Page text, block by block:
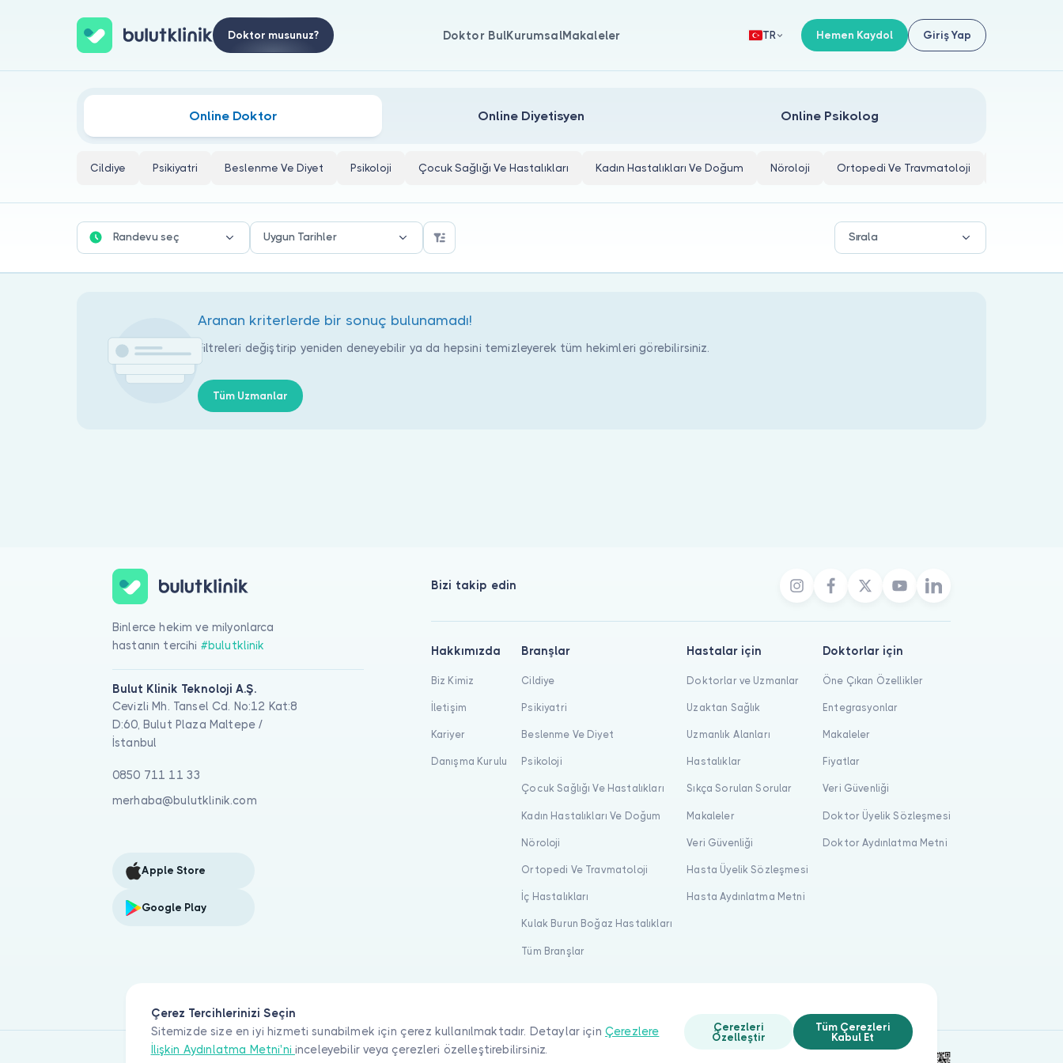
Doktor musunuz? Doktor BulKurumsalMakaleler TR Hemen Kaydol Giriş Yap
Amasya Ortopedi Ve Travmatoloji Doktorları
Online Doktor Online Diyetisyen Online Psikolog
Cildiye Psikiyatri Beslenme Ve Diyet Psikoloji Çocuk Sağlığı Ve Hastalıkları Kadın Hastalıkları Ve Doğum Nöroloji Ortopedi Ve Travmatoloji
Randevu seç Uygun Tarihler Sırala
Aranan kriterlerde bir sonuç bulunamadı!
Filtreleri değiştirip yeniden deneyebilir ya da hepsini temizleyerek tüm hekimleri görebilirsiniz.
Tüm Uzmanlar
Çerez Tercihlerinizi Seçin
Sitemizde size en iyi hizmeti sunabilmek için çerez kullanılmaktadır. Detaylar için Çerezlere
İlişkin Aydınlatma Metni'ni inceleyebilir veya çerezleri özelleştirebilirsiniz.
Çerezleri
Özelleştir
Tüm Çerezleri
Kabul Et
Binlerce hekim ve milyonlarca
hastanın tercihi #bulutklinik
Bulut Klinik Teknoloji A.Ş.
Cevizli Mh. Tansel Cd. No:12 Kat:8
D:60, Bulut Plaza Maltepe /
İstanbul
0850 711 11 33
merhaba@bulutklinik.com
Apple Store
Google Play
Bizi takip edin
Hakkımızda
Biz Kimiz
İletişim
Kariyer
Danışma Kurulu
Branşlar
Cildiye
Psikiyatri
Beslenme Ve Diyet
Psikoloji
Çocuk Sağlığı Ve Hastalıkları
Kadın Hastalıkları Ve Doğum
Nöroloji
Ortopedi Ve Travmatoloji
İç Hastalıkları
Kulak Burun Boğaz Hastalıkları
Tüm Branşlar
Hastalar için
Doktorlar ve Uzmanlar
Uzaktan Sağlık
Uzmanlık Alanları
Hastalıklar
Sıkça Sorulan Sorular
Makaleler
Veri Güvenliği
Hasta Üyelik Sözleşmesi
Hasta Aydınlatma Metni
Doktorlar için
Öne Çıkan Özellikler
Entegrasyonlar
Makaleler
Fiyatlar
Veri Güvenliği
Doktor Üyelik Sözleşmesi
Doktor Aydınlatma Metni